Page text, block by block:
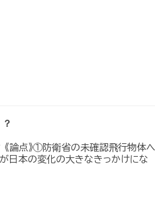
《論点》①防衛省の未確認飛行物体へ
日本の変化の大きなきっかけにな